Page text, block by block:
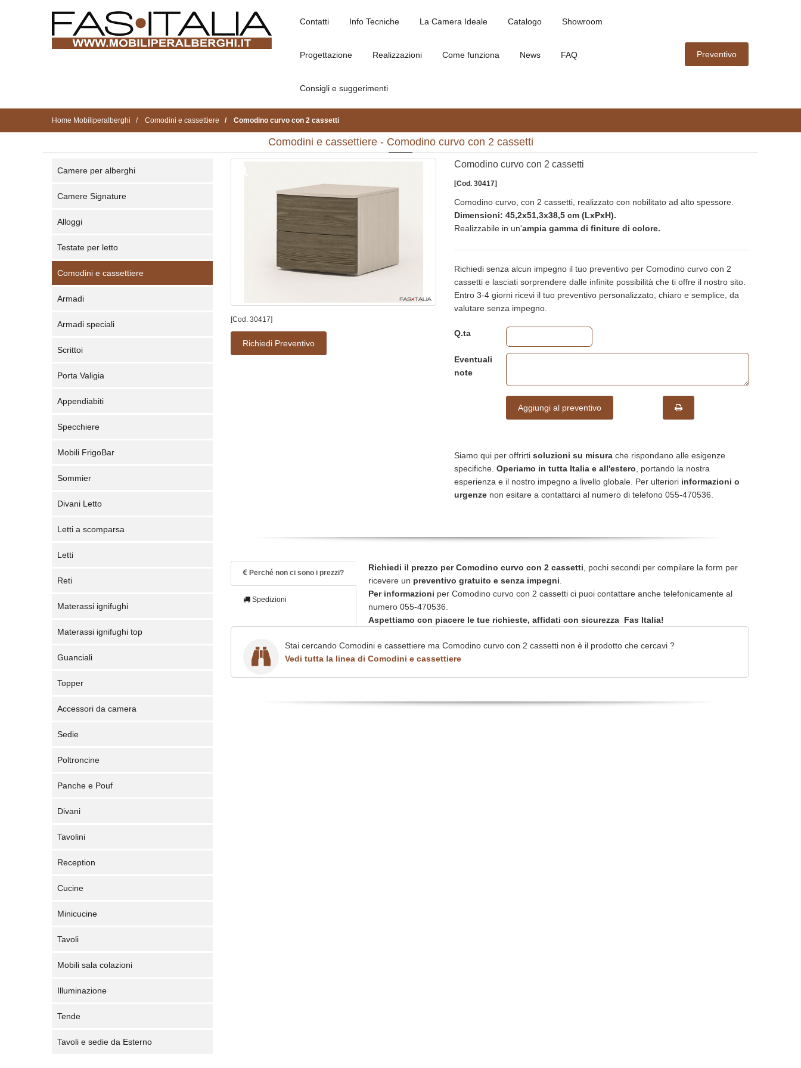
Contatti Info Tecniche La Camera Ideale Catalogo Showroom
Progettazione Realizzazioni Come funziona News FAQ
Consigli e suggerimenti
Preventivo
Home Mobiliperalberghi Comodini e cassettiere Comodino curvo con 2 cassetti
Comodini e cassettiere - Comodino curvo con 2 cassetti
Camere per alberghi
Camere Signature
Alloggi
Testate per letto
Comodini e cassettiere
Armadi
Armadi speciali
Scrittoi
Porta Valigia
Appendiabiti
Specchiere
Mobili FrigoBar
Sommier
Divani Letto
Letti a scomparsa
Letti
Reti
Materassi ignifughi
Materassi ignifughi top
Guanciali
Topper
Accessori da camera
Sedie
Poltroncine
Panche e Pouf
Divani
Tavolini
Reception
Cucine
Minicucine
Tavoli
Mobili sala colazioni
Illuminazione
Tende
Tavoli e sedie da Esterno
[Cod. 30417]
Richiedi Preventivo
Comodino curvo con 2 cassetti
[Cod. 30417]
Comodino curvo, con 2 cassetti, realizzato con nobilitato ad alto spessore.
Dimensioni: 45,2x51,3x38,5 cm (LxPxH).
Realizzabile in un'ampia gamma di finiture di colore.
Richiedi senza alcun impegno il tuo preventivo per Comodino curvo con 2
cassetti e lasciati sorprendere dalle infinite possibilità che ti offre il nostro sito.
Entro 3-4 giorni ricevi il tuo preventivo personalizzato, chiaro e semplice, da
valutare senza impegno.
Q.ta
Eventuali
note
Aggiungi al preventivo
Siamo qui per offrirti soluzioni su misura che rispondano alle esigenze
specifiche. Operiamo in tutta Italia e all'estero , portando la nostra
esperienza e il nostro impegno a livello globale. Per ulteriori informazioni o
urgenze non esitare a contattarci al numero di telefono 055-470536.
Perché non ci sono i prezzi?
Spedizioni
Richiedi il prezzo per Comodino curvo con 2 cassetti , pochi secondi per compilare la form per
ricevere un preventivo gratuito e senza impegni
Per informazioni per Comodino curvo con 2 cassetti ci puoi contattare anche telefonicamente al
numero 055-470536.
Aspettiamo con piacere le tue richieste, affidati con sicurezza Fas Italia!
Stai cercando Comodini e cassettiere ma Comodino curvo con 2 cassetti non è il prodotto che cercavi ?
Vedi tutta la linea di Comodini e cassettiere